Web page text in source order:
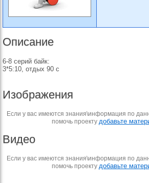
Описание
6-8 серий байк:
3*5:10, отдых 90 с
Изображения
Если у вас имеются знания\информация по
помочь проекту добавьте
Видео
Если у вас имеются знания\информация по
помочь проекту добавьте